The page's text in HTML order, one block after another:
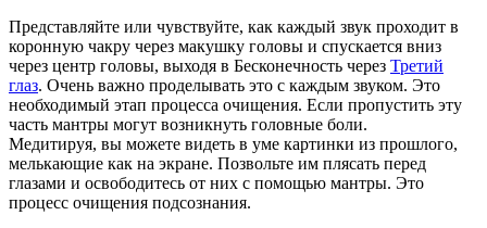
Представляйте или чувствуйте, как каждый звук проходит в
коронную чакру через макушку головы и спускается вниз
через центр головы, выходя в Бесконечность через Третий
глаз. Очень важно проделывать это с каждым звуком. Это
необходимый этап процесса очищения. Если пропустить эту
часть мантры могут возникнуть головные боли.
Медитируя, вы можете видеть в уме картинки из прошлого,
мелькающие как на экране. Позвольте им плясать перед
глазами и освободитесь от них с помощью мантры. Это
процесс очищения подсознания.